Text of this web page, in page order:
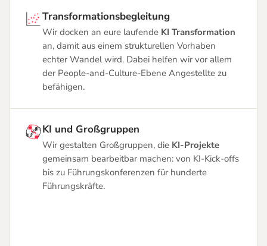
Transformationsbegleitung
Wir docken an eure laufende KI Transformation
an, damit aus einem strukturellen Vorhaben
echter Wandel wird. Dabei helfen wir vor allem
der People-and-Culture-Ebene Angestellte zu
befähigen.
KI und Großgruppen
Wir gestalten Großgruppen, die KI-Projekte
gemeinsam bearbeitbar machen: von KI-Kick-offs
bis zu Führungskonferenzen für hunderte
Führungskräfte.